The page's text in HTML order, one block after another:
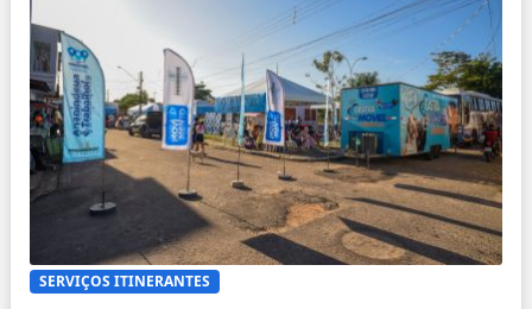
SERVIÇOS ITINERANTES